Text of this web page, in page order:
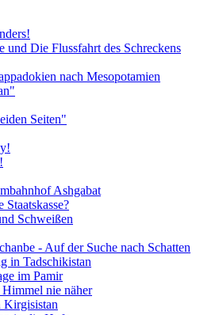
und Die Flussfahrt des Schreckens
nach Mesopotamien
Seiten"
Ashgabat
Schweißen
- Auf der Suche nach Schatten
in Tadschikistan
im Pamir
nie näher
Kirgisistan